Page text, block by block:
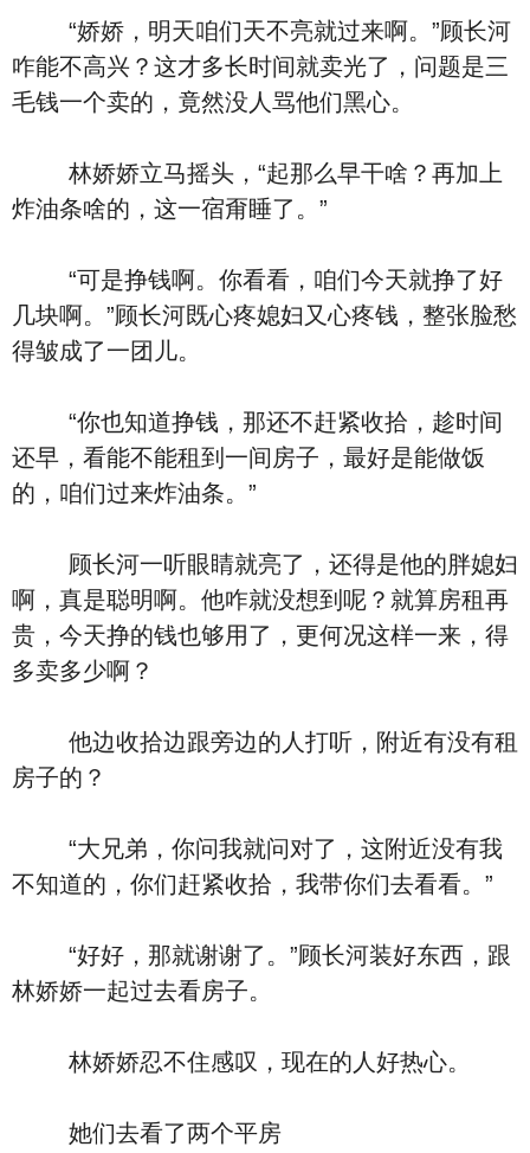
“娇娇，明天咱们天不亮就过来啊。”顾长河
咋能不高兴？这才多长时间就卖光了，问题是三
毛钱一个卖的，竟然没人骂他们黑心。
林娇娇立马摇头，“起那么早干啥？再加上
炸油条啥的，这一宿甭睡了。”
“可是挣钱啊。你看看，咱们今天就挣了好
几块啊。”顾长河既心疼媳妇又心疼钱，整张脸愁
得皱成了一团儿。
“你也知道挣钱，那还不赶紧收拾，趁时间
还早，看能不能租到一间房子，最好是能做饭
的，咱们过来炸油条。”
顾长河一听眼睛就亮了，还得是他的胖媳妇
啊，真是聪明啊。他咋就没想到呢？就算房租再
贵，今天挣的钱也够用了，更何况这样一来，得
多卖多少啊？
他边收拾边跟旁边的人打听，附近有没有租
房子的？
“大兄弟，你问我就问对了，这附近没有我
不知道的，你们赶紧收拾，我带你们去看看。”
“好好，那就谢谢了。”顾长河装好东西，跟
林娇娇一起过去看房子。
林娇娇忍不住感叹，现在的人好热心。
她们去看了两个平房